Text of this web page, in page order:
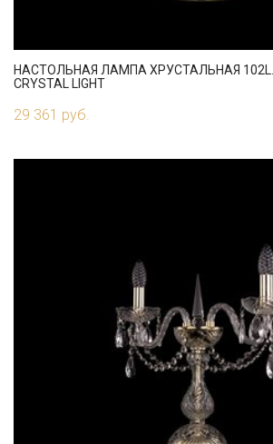
НАСТОЛЬНАЯ ЛАМПА ХРУСТАЛЬНАЯ
CRYSTAL LIGHT
29 361 руб.